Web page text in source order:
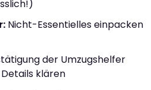
Nicht-Essentielles einpacken
der Umzugshelfer
klären